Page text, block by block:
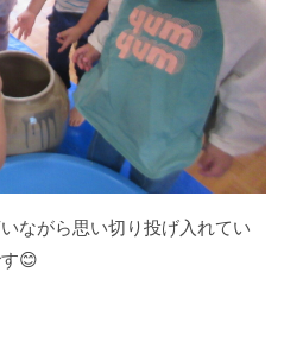
ながら思い切り投げ入れてい
😊